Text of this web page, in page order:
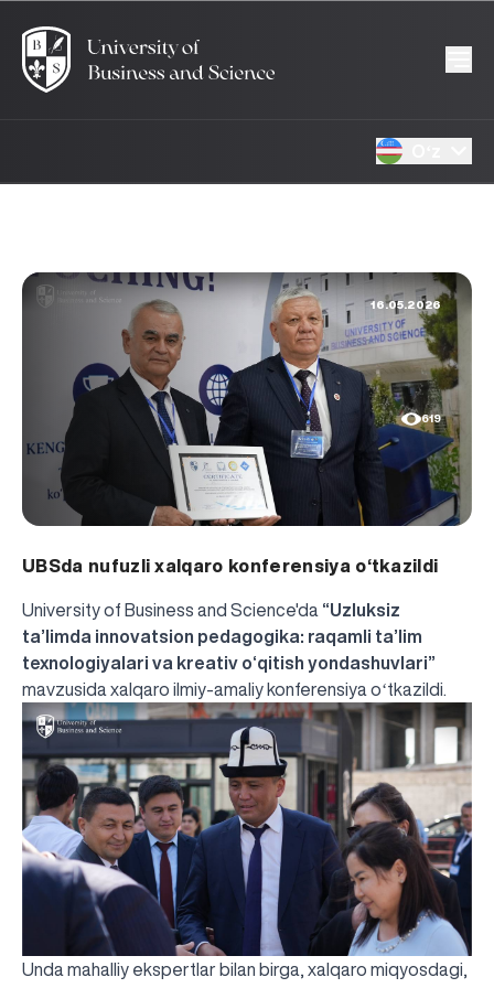
16.05.2026
619
UBSda nufuzli xalqaro konferensiya o‘tkazildi
University of Business and Science'da “Uzluksiz
ta’limda innovatsion pedagogika: raqamli ta’lim
texnologiyalari va kreativ o‘qitish yondashuvlari”
mavzusida xalqaro ilmiy-amaliy konferensiya oʻtkazildi.
Unda mahalliy ekspertlar bilan birga, xalqaro miqyosdagi,